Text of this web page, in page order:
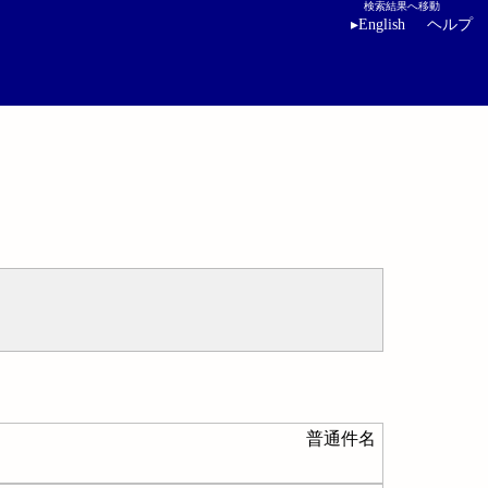
検索結果へ移動
▸English ヘルプ
普通件名